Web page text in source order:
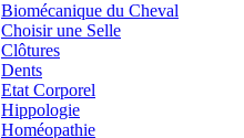
Biomécanique du Cheval
Choisir une Selle
Clôtures
Dents
Etat Corporel
Hippologie
Homéopathie